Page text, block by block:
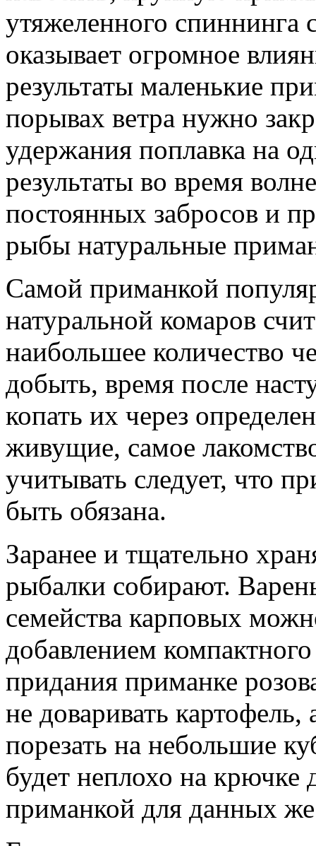
утяжеленного спиннинга
оказывает огромное
результаты маленькие
порывах ветра нужно
удержания поплавка на
результаты во время
постоянных забросов и
рыбы натуральные
Самой приманкой
натуральной комаров
наибольшее количество
добыть, время после
копать их через
живущие, самое
учитывать следует, что
быть обязана.
Заранее и тщательно
рыбалки собирают.
семейства карповых
добавлением
придания приманке
не доваривать
порезать на небольшие
будет неплохо на крючке
приманкой для данных